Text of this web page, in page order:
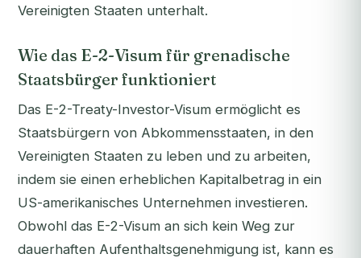
Vereinigten Staaten unterhalt.
Wie das E-2-Visum für grenadische
Staatsbürger funktioniert
Das E-2-Treaty-Investor-Visum ermöglicht es
Staatsbürgern von Abkommensstaaten, in den
Vereinigten Staaten zu leben und zu arbeiten,
indem sie einen erheblichen Kapitalbetrag in ein
US-amerikanisches Unternehmen investieren.
Obwohl das E-2-Visum an sich kein Weg zur
dauerhaften Aufenthaltsgenehmigung ist, kann es